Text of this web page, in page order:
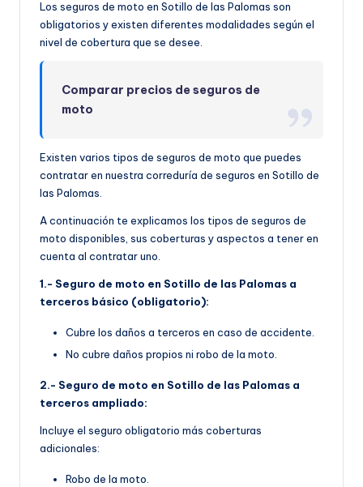
Los seguros de moto en Sotillo de las Palomas son
obligatorios y existen diferentes modalidades según el
nivel de cobertura que se desee.
Comparar precios de seguros de
moto
Existen varios tipos de seguros de moto que puedes
contratar en nuestra correduría de seguros en Sotillo de
las Palomas.
A continuación te explicamos los tipos de seguros de
moto disponibles, sus coberturas y aspectos a tener en
cuenta al contratar uno.
1.- Seguro de moto en Sotillo de las Palomas a
terceros básico (obligatorio):
Cubre los daños a terceros en caso de accidente.
No cubre daños propios ni robo de la moto.
2.- Seguro de moto en Sotillo de las Palomas a
terceros ampliado:
Incluye el seguro obligatorio más coberturas
adicionales:
Robo de la moto.